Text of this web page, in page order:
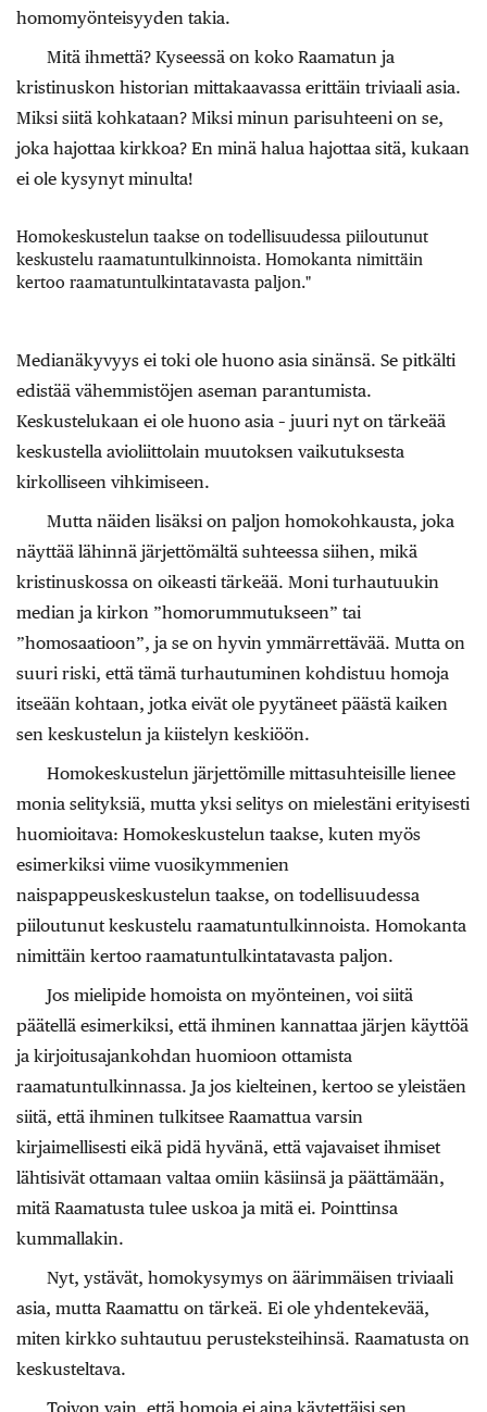
homomyönteisyyden takia.
Mitä ihmettä? Kyseessä on koko Raamatun ja
kristinuskon historian mittakaavassa erittäin triviaali asia.
Miksi siitä kohkataan? Miksi minun parisuhteeni on se,
joka hajottaa kirkkoa? En minä halua hajottaa sitä, kukaan
ei ole kysynyt minulta!
Homokeskustelun taakse on todellisuudessa piiloutunut
keskustelu raamatuntulkinnoista. Homokanta nimittäin
kertoo raamatuntulkintatavasta paljon."
Medianäkyvyys ei toki ole huono asia sinänsä. Se pitkälti
edistää vähemmistöjen aseman parantumista.
Keskustelukaan ei ole huono asia – juuri nyt on tärkeää
keskustella avioliittolain muutoksen vaikutuksesta
kirkolliseen vihkimiseen.
Mutta näiden lisäksi on paljon homokohkausta, joka
näyttää lähinnä järjettömältä suhteessa siihen, mikä
kristinuskossa on oikeasti tärkeää. Moni turhautuukin
median ja kirkon ”homorummutukseen” tai
”homosaatioon”, ja se on hyvin ymmärrettävää. Mutta on
suuri riski, että tämä turhautuminen kohdistuu homoja
itseään kohtaan, jotka eivät ole pyytäneet päästä kaiken
sen keskustelun ja kiistelyn keskiöön.
Homokeskustelun järjettömille mittasuhteisille lienee
monia selityksiä, mutta yksi selitys on mielestäni erityisesti
huomioitava: Homokeskustelun taakse, kuten myös
esimerkiksi viime vuosikymmenien
naispappeuskeskustelun taakse, on todellisuudessa
piiloutunut keskustelu raamatuntulkinnoista. Homokanta
nimittäin kertoo raamatuntulkintatavasta paljon.
Jos mielipide homoista on myönteinen, voi siitä
päätellä esimerkiksi, että ihminen kannattaa järjen käyttöä
ja kirjoitusajankohdan huomioon ottamista
raamatuntulkinnassa. Ja jos kielteinen, kertoo se yleistäen
siitä, että ihminen tulkitsee Raamattua varsin
kirjaimellisesti eikä pidä hyvänä, että vajavaiset ihmiset
lähtisivät ottamaan valtaa omiin käsiinsä ja päättämään,
mitä Raamatusta tulee uskoa ja mitä ei. Pointtinsa
kummallakin.
Nyt, ystävät, homokysymys on äärimmäisen triviaali
asia, mutta Raamattu on tärkeä. Ei ole yhdentekevää,
miten kirkko suhtautuu perusteksteihinsä. Raamatusta on
keskusteltava.